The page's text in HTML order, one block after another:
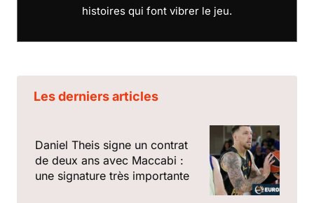
histoires qui font vibrer le jeu.
Les derniers articles
Daniel Theis signe un contrat
de deux ans avec Maccabi :
une signature très importante